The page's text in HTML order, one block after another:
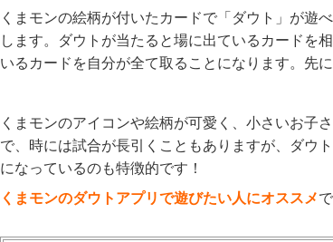
くまモンの絵柄が付いたカードで「ダウト」が遊べ
します。ダウトが当たると場に出ているカードを
いるカードを自分が全て取ることになります。先
くまモンのアイコンや絵柄が可愛く、小さいお子
で、時には試合が長引くこともありますが、ダウ
になっているのも特徴的です！
くまモンのダウトアプリで遊びたい人にオススメ